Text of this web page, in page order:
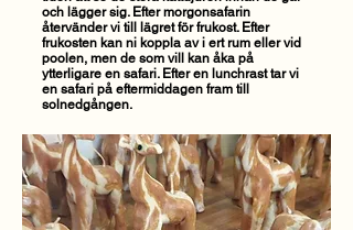
och lägger sig. Efter morgonsafarin
återvänder vi till lägret för frukost. Efter
frukosten kan ni koppla av i ert rum eller vid
poolen, men de som vill kan åka på
ytterligare en safari. Efter en lunchrast tar vi
en safari på eftermiddagen fram till
solnedgången.